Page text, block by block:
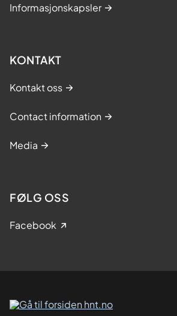
Informasjonskapsler
KONTAKT
Kontakt oss
Contact information
Media
FØLG OSS
Facebook